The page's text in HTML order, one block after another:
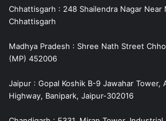
Chhattisgarh : 248 Shailendra Nagar Near
Chhattisgarh
Madhya Pradesh : Shree Nath Street
(MP) 452006
Jaipur : Gopal Koshik B-9 Jawahar Tower,
Highway, Banipark, Jaipur-302016